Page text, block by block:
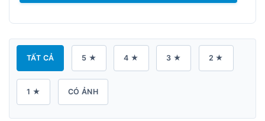
TẤT CẢ 5 ★ 4 ★ 3 ★ 2 ★
1 ★ CÓ ẢNH